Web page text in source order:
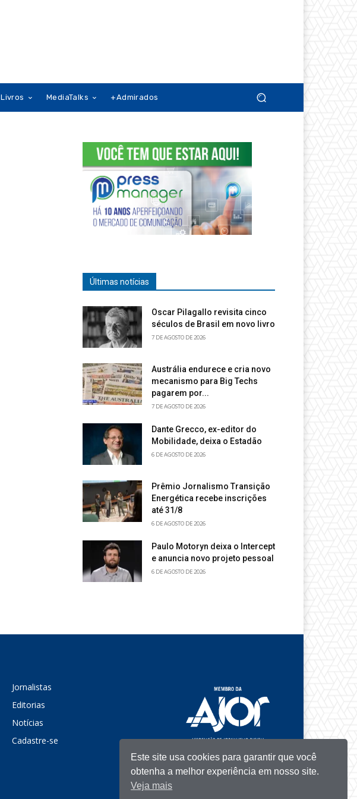
Livros MediaTalks +Admirados
Últimas notícias
Oscar Pilagallo revisita cinco
séculos de Brasil em novo livro
7 DE AGOSTO DE 2026
Austrália endurece e cria novo
mecanismo para Big Techs
pagarem por...
7 DE AGOSTO DE 2026
Dante Grecco, ex-editor do
Mobilidade, deixa o Estadão
6 DE AGOSTO DE 2026
Prêmio Jornalismo Transição
Energética recebe inscrições
até 31/8
6 DE AGOSTO DE 2026
Paulo Motoryn deixa o Intercept
e anuncia novo projeto pessoal
6 DE AGOSTO DE 2026
Jornalistas
Editorias
Notícias
Cadastre-se
Este site usa cookies para garantir que você
obtenha a melhor experiência em nosso site.
Veja mais